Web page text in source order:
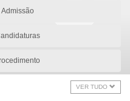
VER TUDO